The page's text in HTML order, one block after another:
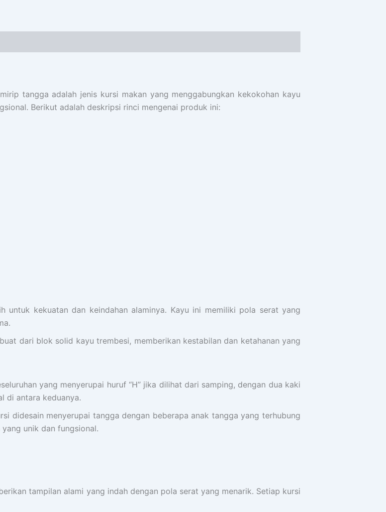
tangga adalah jenis kursi makan yang menggabungkan kekokohan kayu
Berikut adalah deskripsi rinci mengenai produk ini:
untuk kekuatan dan keindahan alaminya. Kayu ini memiliki pola serat yang
dari blok solid kayu trembesi, memberikan kestabilan dan ketahanan yang
yang menyerupai huruf “H” jika dilihat dari samping, dengan dua kaki
di antara keduanya.
didesain menyerupai tangga dengan beberapa anak tangga yang terhubung
unik dan fungsional.
tampilan alami yang indah dengan pola serat yang menarik. Setiap kursi